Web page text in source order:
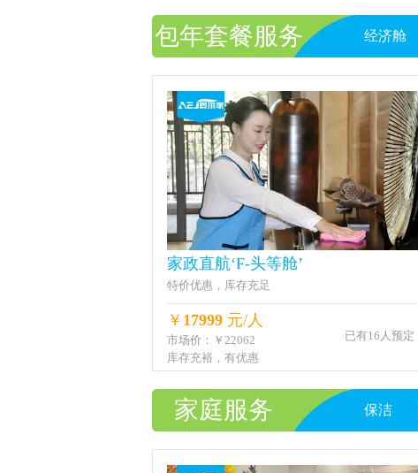
包年套餐服务 经济舱
家政直航‘F-头等舱’
特价优惠，库存充足
￥ 17999 元/人
市场价：￥22062
库存充裕，有优惠
已有16人预定
家庭服务 保洁